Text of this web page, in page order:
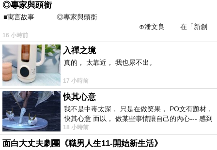
◎專家與頭銜
■寓言故事 ◎專家與頭銜
⊕潘文良 在「新創
之谷」裡——
16 小時前
入禪之境
真的， 太靠近， 我也尿不出。
17 小時前
快其心意
我不是中毒太深， 只是在做笑果， PO文有題材，
快其心意 而以， 做某些事情讓自己的內心--- 感到
愉快。
18 小時前
面白大丈夫劇團《職男人生11-開始新生活》